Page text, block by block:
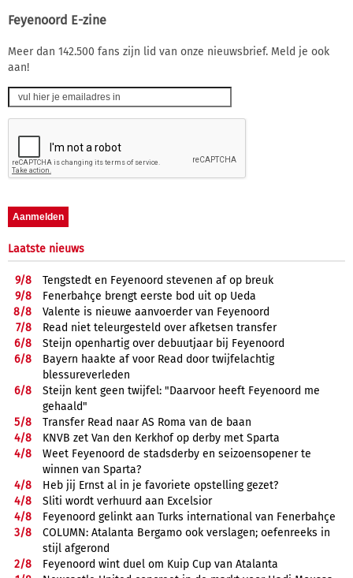
Feyenoord E-zine
Meer dan 142.500 fans zijn lid van onze nieuwsbrief. Meld je ook
aan!
Laatste nieuws
9/8
Tengstedt en Feyenoord stevenen af op breuk
9/8
Fenerbahçe brengt eerste bod uit op Ueda
8/8
Valente is nieuwe aanvoerder van Feyenoord
7/8
Read niet teleurgesteld over afketsen transfer
6/8
Steijn openhartig over debuutjaar bij Feyenoord
6/8
Bayern haakte af voor Read door twijfelachtig
blessureverleden
6/8
Steijn kent geen twijfel: "Daarvoor heeft Feyenoord me
gehaald"
5/8
Transfer Read naar AS Roma van de baan
4/8
KNVB zet Van den Kerkhof op derby met Sparta
4/8
Weet Feyenoord de stadsderby en seizoensopener te
winnen van Sparta?
4/8
Heb jij Ernst al in je favoriete opstelling gezet?
4/8
Sliti wordt verhuurd aan Excelsior
4/8
Feyenoord gelinkt aan Turks international van Fenerbahçe
3/8
COLUMN: Atalanta Bergamo ook verslagen; oefenreeks in
stijl afgerond
2/8
Feyenoord wint duel om Kuip Cup van Atalanta